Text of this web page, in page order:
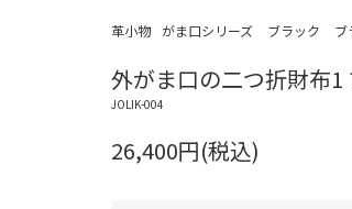
革小物 がま口シリーズ ブラック ブ
外がま口の二つ折財布1
JOLIK-004
26,400円(税込)